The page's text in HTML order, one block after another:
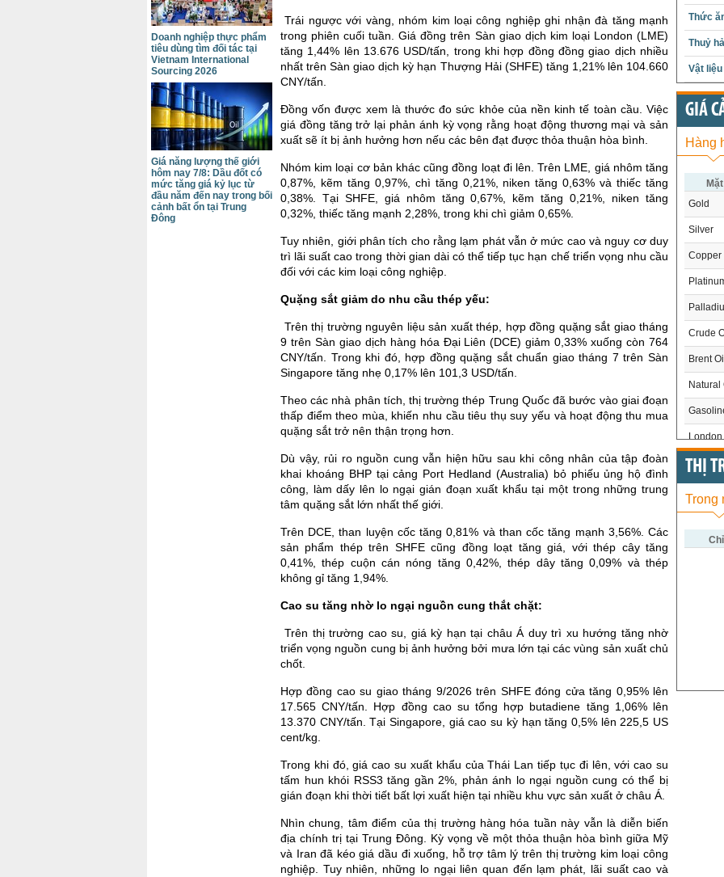
Trái ngược với vàng, nhóm kim loại công nghiệp ghi nhận đà tăng mạnh
trong phiên cuối tuần. Giá đồng trên Sàn giao dịch kim loại London (LME)
tăng 1,44% lên 13.676 USD/tấn, trong khi hợp đồng đồng giao dịch nhiều
nhất trên Sàn giao dịch kỳ hạn Thượng Hải (SHFE) tăng 1,21% lên 104.660
CNY/tấn.
Đồng vốn được xem là thước đo sức khỏe của nền kinh tế toàn cầu. Việc
giá đồng tăng trở lại phản ánh kỳ vọng rằng hoạt động thương mại và sản
xuất sẽ ít bị ảnh hưởng hơn nếu các bên đạt được thỏa thuận hòa bình.
Nhóm kim loại cơ bản khác cũng đồng loạt đi lên. Trên LME, giá nhôm tăng
0,87%, kẽm tăng 0,97%, chì tăng 0,21%, niken tăng 0,63% và thiếc tăng
0,38%. Tại SHFE, giá nhôm tăng 0,67%, kẽm tăng 0,21%, niken tăng
0,32%, thiếc tăng mạnh 2,28%, trong khi chì giảm 0,65%.
Tuy nhiên, giới phân tích cho rằng lạm phát vẫn ở mức cao và nguy cơ duy
trì lãi suất cao trong thời gian dài có thể tiếp tục hạn chế triển vọng nhu cầu
đối với các kim loại công nghiệp.
Quặng sắt giảm do nhu cầu thép yếu:
Trên thị trường nguyên liệu sản xuất thép, hợp đồng quặng sắt giao tháng
9 trên Sàn giao dịch hàng hóa Đại Liên (DCE) giảm 0,33% xuống còn 764
CNY/tấn. Trong khi đó, hợp đồng quặng sắt chuẩn giao tháng 7 trên Sàn
Singapore tăng nhẹ 0,17% lên 101,3 USD/tấn.
Theo các nhà phân tích, thị trường thép Trung Quốc đã bước vào giai đoạn
thấp điểm theo mùa, khiến nhu cầu tiêu thụ suy yếu và hoạt động thu mua
quặng sắt trở nên thận trọng hơn.
Dù vậy, rủi ro nguồn cung vẫn hiện hữu sau khi công nhân của tập đoàn
khai khoáng BHP tại cảng Port Hedland (Australia) bỏ phiếu ủng hộ đình
công, làm dấy lên lo ngại gián đoạn xuất khẩu tại một trong những trung
tâm quặng sắt lớn nhất thế giới.
Trên DCE, than luyện cốc tăng 0,81% và than cốc tăng mạnh 3,56%. Các
sản phẩm thép trên SHFE cũng đồng loạt tăng giá, với thép cây tăng
0,41%, thép cuộn cán nóng tăng 0,42%, thép dây tăng 0,09% và thép
không gỉ tăng 1,94%.
Cao su tăng nhờ lo ngại nguồn cung thắt chặt:
Trên thị trường cao su, giá kỳ hạn tại châu Á duy trì xu hướng tăng nhờ
triển vọng nguồn cung bị ảnh hưởng bởi mưa lớn tại các vùng sản xuất chủ
chốt.
Hợp đồng cao su giao tháng 9/2026 trên SHFE đóng cửa tăng 0,95% lên
17.565 CNY/tấn. Hợp đồng cao su tổng hợp butadiene tăng 1,06% lên
13.370 CNY/tấn. Tại Singapore, giá cao su kỳ hạn tăng 0,5% lên 225,5 US
cent/kg.
Trong khi đó, giá cao su xuất khẩu của Thái Lan tiếp tục đi lên, với cao su
tấm hun khói RSS3 tăng gần 2%, phản ánh lo ngại nguồn cung có thể bị
gián đoạn khi thời tiết bất lợi xuất hiện tại nhiều khu vực sản xuất ở châu Á.
Nhìn chung, tâm điểm của thị trường hàng hóa tuần này vẫn là diễn biến
địa chính trị tại Trung Đông. Kỳ vọng về một thỏa thuận hòa bình giữa Mỹ
và Iran đã kéo giá dầu đi xuống, hỗ trợ tâm lý trên thị trường kim loại công
nghiệp. Tuy nhiên, những lo ngại liên quan đến lạm phát, lãi suất cao và
Doanh nghiệp thực phẩm
tiêu dùng tìm đối tác tại
Vietnam International
Sourcing 2026
Giá năng lượng thế giới
hôm nay 7/8: Dầu đốt có
mức tăng giá kỷ lục từ
đầu năm đến nay trong bối
cảnh bất ổn tại Trung
Đông
Thức
Thuỷ
Vật
GIÁ
Hàng
Gold
Silver
Copper
Crude
Brent
Natural
London
US
US
US
THỊ
Trong